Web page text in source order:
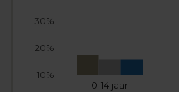
0-14 jaar
10%
20%
30%